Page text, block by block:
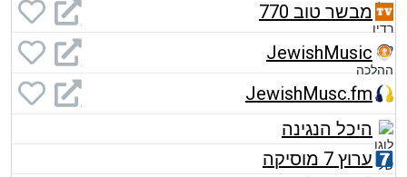
מבשר טוב 770
JewishMusic
JewishMusc.fm
היכל הנגינה
ערוץ 7 מוסיקה